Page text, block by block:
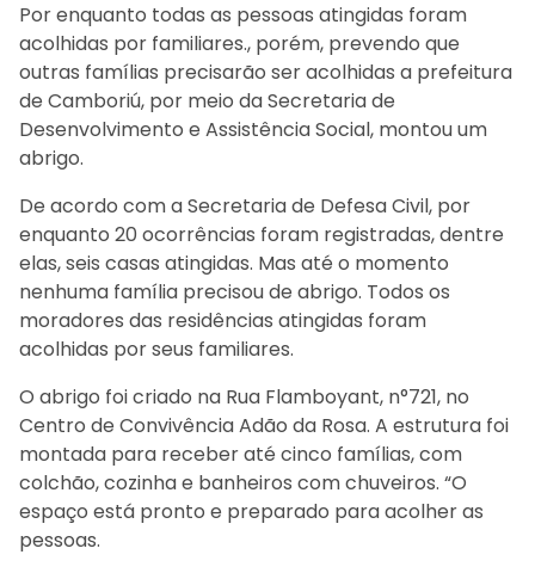
Por enquanto todas as pessoas atingidas foram
acolhidas por familiares., porém, prevendo que
outras famílias precisarão ser acolhidas a prefeitura
de Camboriú, por meio da Secretaria de
Desenvolvimento e Assistência Social, montou um
abrigo.
De acordo com a Secretaria de Defesa Civil, por
enquanto 20 ocorrências foram registradas, dentre
elas, seis casas atingidas. Mas até o momento
nenhuma família precisou de abrigo. Todos os
moradores das residências atingidas foram
acolhidas por seus familiares.
O abrigo foi criado na Rua Flamboyant, n°721, no
Centro de Convivência Adão da Rosa. A estrutura foi
montada para receber até cinco famílias, com
colchão, cozinha e banheiros com chuveiros. “O
espaço está pronto e preparado para acolher as
pessoas.